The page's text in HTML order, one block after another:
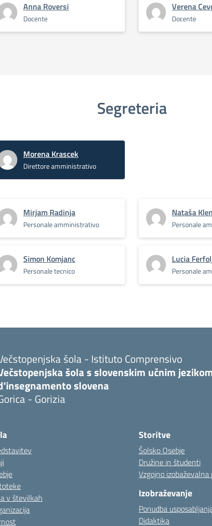
Anna Roversi
Docente
Verena
Docente
Segreteria
Morena Krascek
Direttore amministrativo
Mirjam Radinja
Personale amministrativo
Nataša
Personale
Simon Komjanc
Personale tecnico
Lucia
Personale
šola - Istituto Comprensivo
šola s slovenskim učnim
slovena
- Gorizia
v številkah
Storitve
Šolsko Osebje
Družine in študenti
Vzgojno izobaževalna
Izobraževanje
Ponudba
Didaktika